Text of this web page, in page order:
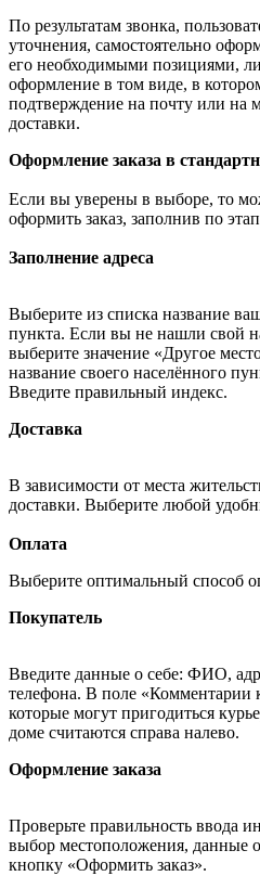
По результатам звонка,
уточнения, самостоятельно
его необходимыми позициями,
оформление в том виде, в
подтверждение на почту или на
доставки.
Оформление заказа в
Если вы уверены в выборе, то
оформить заказ, заполнив по
Заполнение адреса
Выберите из списка название
пункта. Если вы не нашли свой
выберите значение «Другое
название своего населённого
Введите правильный индекс.
Доставка
В зависимости от места
доставки. Выберите любой
Оплата
Выберите оптимальный способ
Покупатель
Введите данные о себе: ФИО,
телефона. В поле «Комментарии
которые могут пригодиться
доме считаются справа налево.
Оформление заказа
Проверьте правильность ввода
выбор местоположения, данные
кнопку «Оформить заказ».